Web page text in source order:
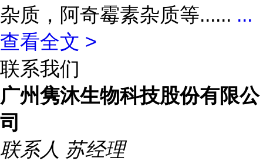
杂质，阿奇霉素杂质等...... ...
查看全文 >
联系我们
广州隽沐生物科技股份有限公
司
联系人 苏经理